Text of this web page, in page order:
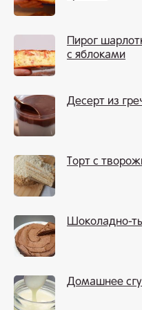
Пирог
с яблоками
Десерт из
Торт с
Шоколадно-
Домашнее